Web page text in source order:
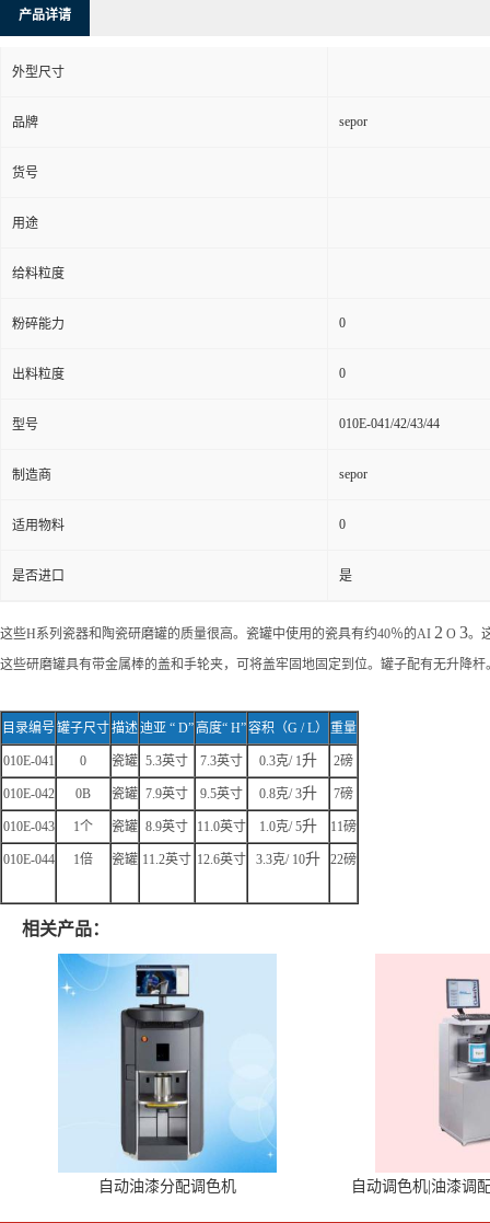
产品详请
外型尺寸
品牌 sepor
货号
用途
给料粒度
粉碎能力 0
出料粒度 0
型号 010E-041/42/43/44
制造商 sepor
适用物料 0
是否进口 是
这些H系列瓷器和陶瓷研磨罐的质量很高。 瓷罐中使用的瓷具有约40％的AI 2 O 3。
这些研磨罐具有带金属棒的盖和手轮夹，可将盖牢固地固定到位。罐子配有无升降
目录编号罐子尺寸描述迪亚 “ D”高度“ H”容积（G / L） 重量
010E-041 0 瓷罐 5.3英寸 7.3英寸 0.3克/ 1升 2磅
010E-042 0B 瓷罐 7.9英寸 9.5英寸 0.8克/ 3升 7磅
010E-043 1个 瓷罐 8.9英寸 11.0英寸 1.0克/ 5升 11磅
010E-044 1倍 瓷罐 11.2英寸 12.6英寸 3.3克/ 10升 22磅
相关产品：
自动油漆分配调色机 自动调色机|油漆调